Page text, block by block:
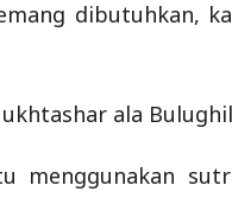
dibutuhkan,
ala
menggunakan